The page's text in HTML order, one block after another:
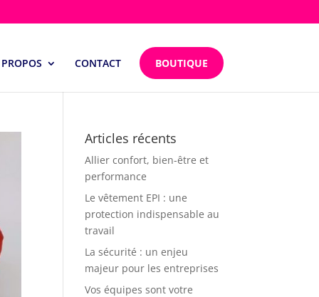
CONTACT BOUTIQUE
Articles récents
Allier confort, bien-être et
performance
Le vêtement EPI : une
protection indispensable au
travail
La sécurité : un enjeu
majeur pour les entreprises
Vos équipes sont votre